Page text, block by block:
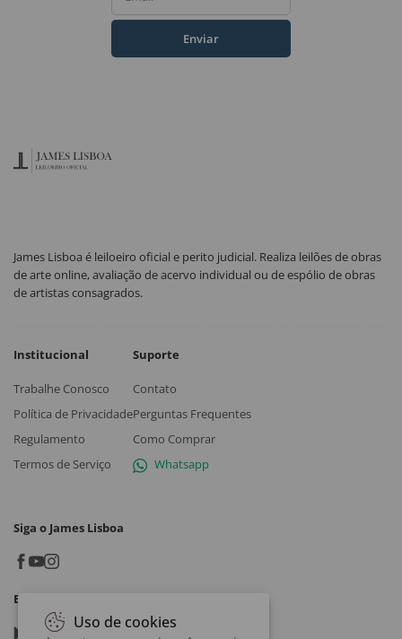
Enviar
James Lisboa é leiloeiro oficial e perito judicial. Realiza leilões de obras
de arte online, avaliação de acervo individual ou de espólio de obras
de artistas consagrados.
Institucional
Trabalhe Conosco
Política de Privacidade
Regulamento
Termos de Serviço
Suporte
Contato
Perguntas Frequentes
Como Comprar
Whatsapp
Siga o James Lisboa
Baixe o App
Google play
Uso de cookies